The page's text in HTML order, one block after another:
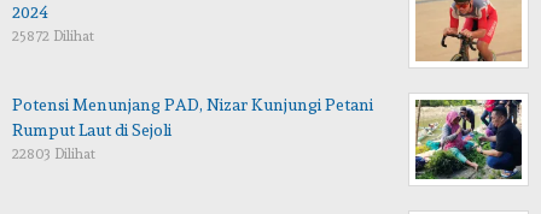
2024
25872 Dilihat
Potensi Menunjang PAD, Nizar Kunjungi Petani
Rumput Laut di Sejoli
22803 Dilihat